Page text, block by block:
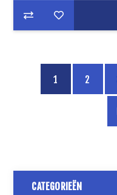
1 2
CATEGORIEËN